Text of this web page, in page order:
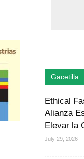
Gacetilla
Ethical
Alianza
Elevar la
July 29, 2026